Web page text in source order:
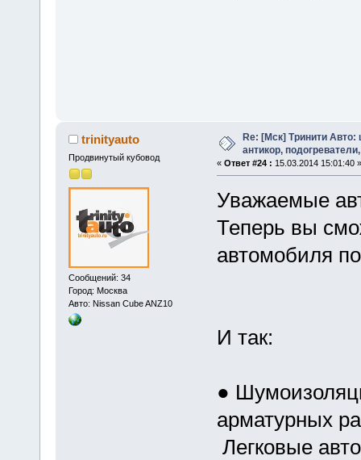
trinityauto
Продвинутый кубовод
Сообщений: 34
Город: Москва
Авто: Nissan Cube ANZ10
Re: [Мск] Тринити Авто:
антикор,
« Ответ #24 : 15.03.2014 15:01:40 »
Уважаемые
Теперь вы
автомобиля
И так:
●
арматурных
Легковые